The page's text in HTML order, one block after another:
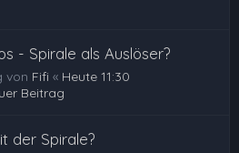
- Spirale als Auslöser?
von Fifi « Heute 11:30
Beitrag
der Spirale?